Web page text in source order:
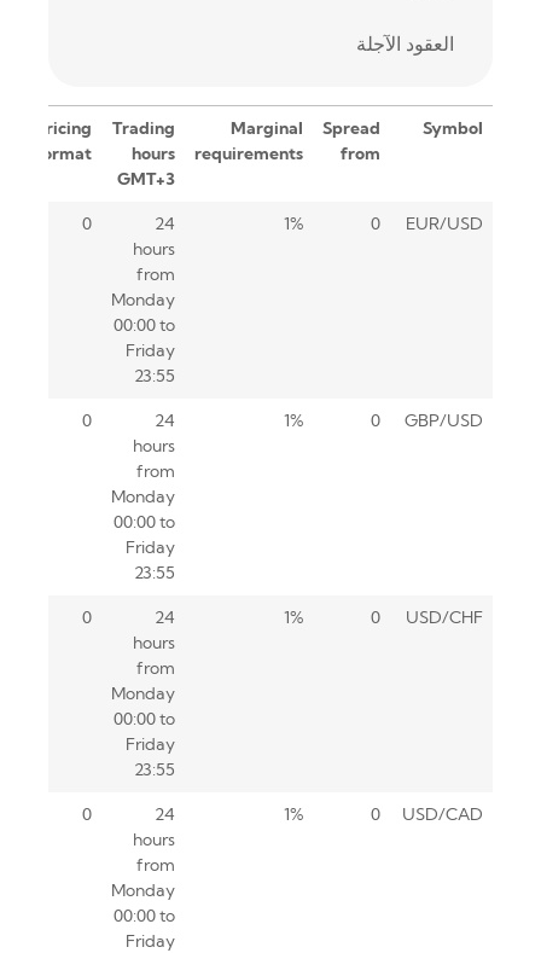
العقود الآجلة
Symbol
Spread
from
Marginal
requirements
Trading
hours
GMT+3
Pricing
format
EUR/USD
0
1%
24
hours
from
Monday
00:00 to
Friday
23:55
0
GBP/USD
0
1%
24
hours
from
Monday
00:00 to
Friday
23:55
0
USD/CHF
0
1%
24
hours
from
Monday
00:00 to
Friday
23:55
0
USD/CAD
0
1%
24
hours
from
Monday
00:00 to
Friday
0